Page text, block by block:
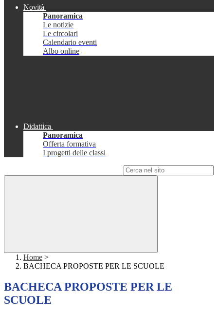
Novità
Panoramica
Le notizie
Le circolari
Calendario eventi
Albo online
Didattica
Panoramica
Offerta formativa
I progetti delle classi
Home >
BACHECA PROPOSTE PER LE SCUOLE
BACHECA PROPOSTE PER LE
SCUOLE